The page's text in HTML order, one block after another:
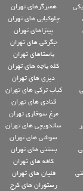
همبرگرهای تهران
چلوکبابی های تهران
پیتزاهای تهران
جگرکی های تهران
پاستاهای تهران
کله پاچه های تهران
دیزی های تهران
کباب ترکی های تهران
قنادی های تهران
مرغ سوخاری تهران
ساندویچی های تهران
سوشی های تهران
بستنی های تهران
کافه های تهران
قلیان های تهران
رستوران های کرج